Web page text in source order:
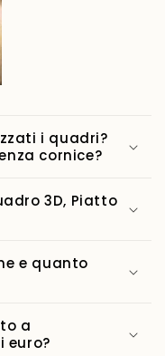
i quadri?
cornice?
3D, Piatto
e quanto
a
euro?